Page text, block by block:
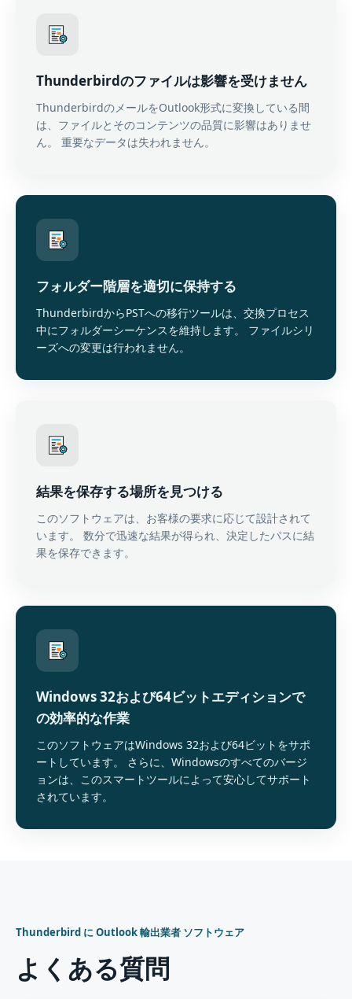
Thunderbirdのファイルは影響を受けません
ThunderbirdのメールをOutlook形式に変換している間
は、ファイルとそのコンテンツの品質に影響はありませ
ん。 重要なデータは失われません。
フォルダー階層を適切に保持する
ThunderbirdからPSTへの移行ツールは、交換プロセス
中にフォルダーシーケンスを維持します。 ファイルシリ
ーズへの変更は行われません。
結果を保存する場所を見つける
このソフトウェアは、お客様の要求に応じて設計されて
います。 数分で迅速な結果が得られ、決定したパスに結
果を保存できます。
Windows 32および64ビットエディションで
の効率的な作業
このソフトウェアはWindows 32および64ビットをサポ
ートしています。 さらに、Windowsのすべてのバージ
ョンは、このスマートツールによって安心してサポート
されています。
Thunderbird に Outlook 輸出業者 ソフトウェア
よくある質問